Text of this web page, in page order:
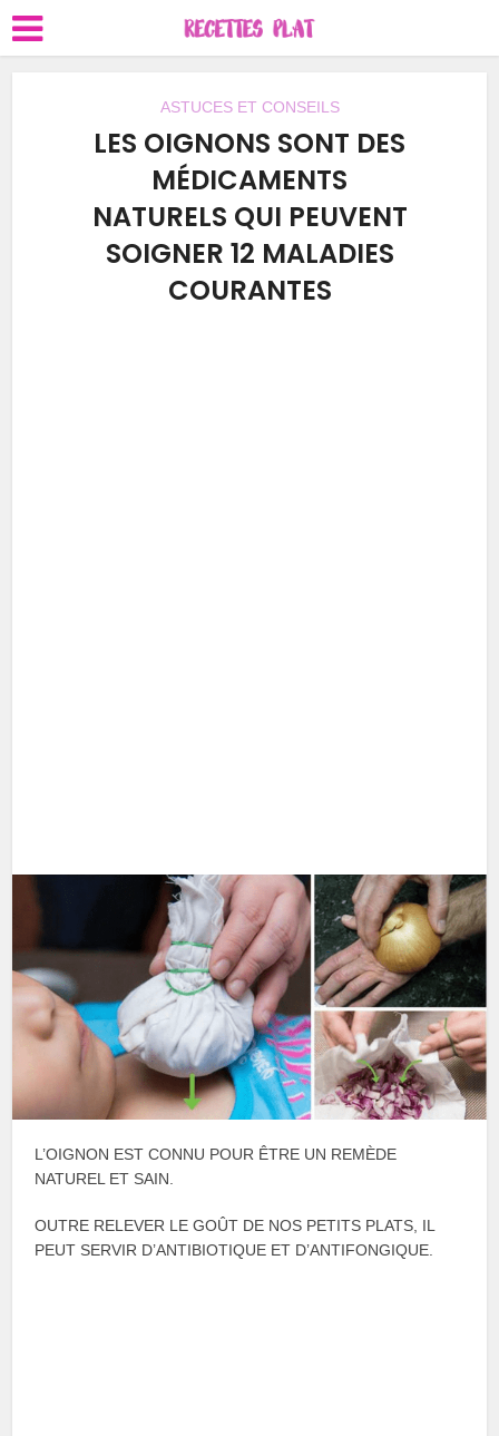
ASTUCES ET CONSEILS
LES OIGNONS SONT DES
MÉDICAMENTS
NATURELS QUI PEUVENT
SOIGNER 12 MALADIES
COURANTES
L’OIGNON EST CONNU POUR ÊTRE UN REMÈDE
NATUREL ET SAIN.
OUTRE RELEVER LE GOÛT DE NOS PETITS PLATS, IL
PEUT SERVIR D’ANTIBIOTIQUE ET D’ANTIFONGIQUE.